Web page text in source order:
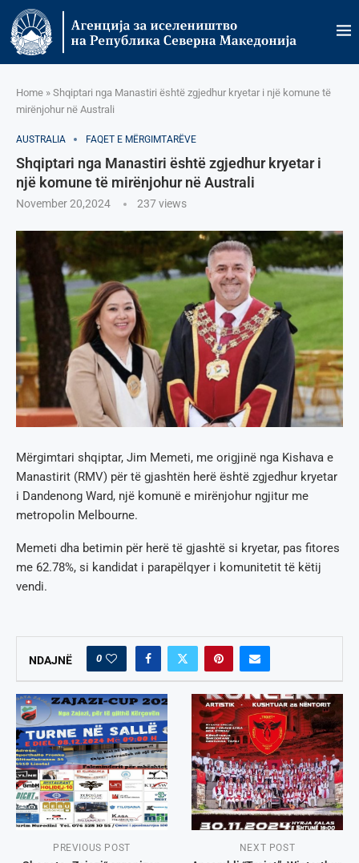
Home » Shqiptari nga Manastiri është zgjedhur kryetar i një komune të
mirënjohur në Australi
AUSTRALIA FAQET E MËRGIMTARËVE
Shqiptari nga Manastiri është zgjedhur kryetar i
një komune të mirënjohur në Australi
November 20,2024 237views
Mërgimtari shqiptar, Jim Memeti, me origjinë nga Kishava e
Manastirit (RMV) për të gjashtën herë është zgjedhur kryetar
i Dandenong Ward, një komunë e mirënjohur ngjitur me
metropolin Melbourne.
Memeti dha betimin për herë të gjashtë si kryetar, pas fitores
me 62.78%, si kandidat i parapëlqyer i komunitetit të këtij
vendi.
NDAJNË 0
PREVIOUS POST NEXT POST